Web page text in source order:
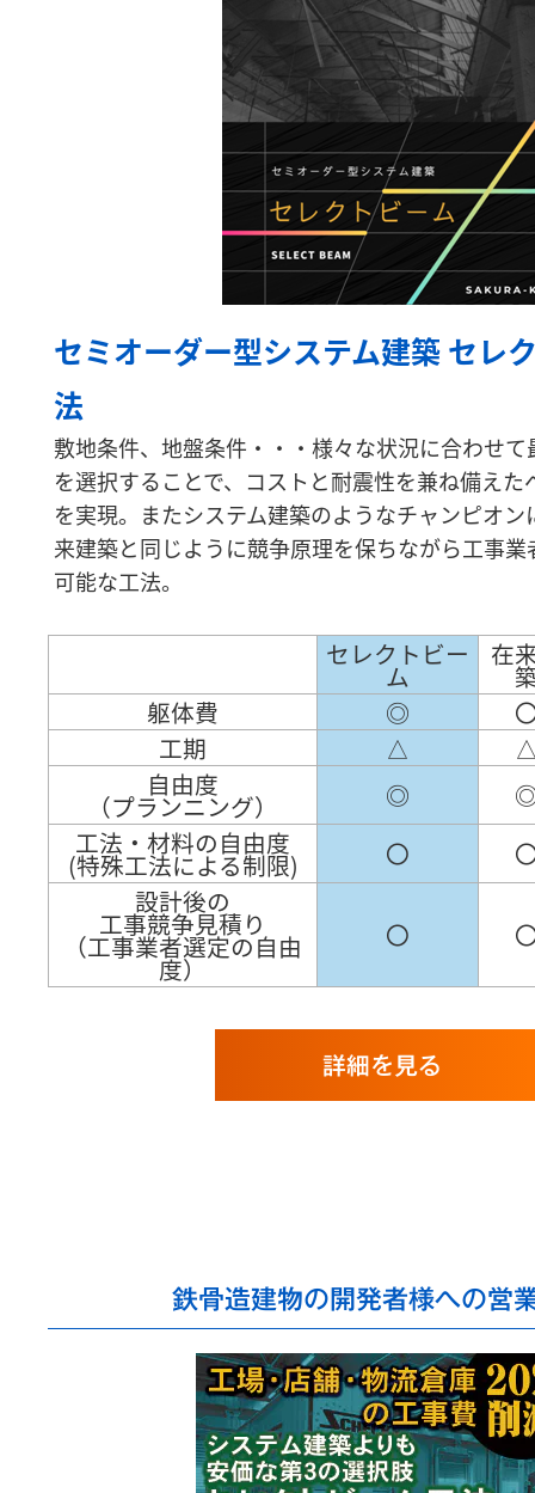
セミオーダー型システム建築 セレ
法
敷地条件、地盤条件・・・様々な状況に合わせ
を選択することで、コストと耐震性を兼ね備え
を実現。またシステム建築のようなチャンピオ
来建築と同じように競争原理を保ちながら工事
可能な工法。
セレクトビー
ム
在
躯体費
◎
工期
△
自由度
（プランニング） ◎
工法・材料の自由度
(特殊工法による制限) 〇
設計後の
工事競争見積り
（工事業者選定の自由
度）
〇
詳細を見る
鉄骨造建物の開発者様への営